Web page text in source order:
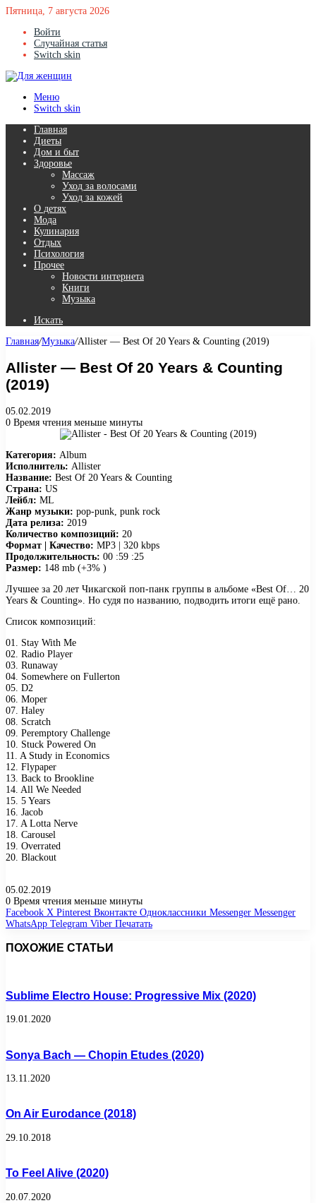
Пятница, 7 августа 2026
Войти
Случайная статья
Switch skin
Меню
Switch skin
Главная
Диеты
Дом и быт
Здоровье
Массаж
Уход за волосами
Уход за кожей
О детях
Мода
Кулинария
Отдых
Психология
Прочее
Новости интернета
Книги
Музыка
Искать
Главная/Музыка/Allister — Best Of 20 Years & Counting (2019)
Allister — Best Of 20 Years & Counting
(2019)
05.02.2019
0 Время чтения меньше минуты
Категория: Album
Исполнитель: Allister
Название: Best Of 20 Years & Counting
Страна: US
Лейбл: ML
Жанр музыки: pop-punk, punk rock
Дата релиза: 2019
Количество композиций: 20
Формат | Качество: MP3 | 320 kbps
Продолжительность: 00 :59 :25
Размер: 148 mb (+3% )
Лучшее за 20 лет Чикагской поп-панк группы в альбоме «Best Of… 20
Years & Counting». Но судя по названию, подводить итоги ещё рано.
Список композиций:
01. Stay With Me
02. Radio Player
03. Runaway
04. Somewhere on Fullerton
05. D2
06. Moper
07. Haley
08. Scratch
09. Peremptory Challenge
10. Stuck Powered On
11. A Study in Economics
12. Flypaper
13. Back to Brookline
14. All We Needed
15. 5 Years
16. Jacob
17. A Lotta Nerve
18. Carousel
19. Overrated
20. Blackout
05.02.2019
0 Время чтения меньше минуты
Facebook X Pinterest Вконтакте Одноклассники Messenger Messenger
WhatsApp Telegram Viber Печатать
ПОХОЖИЕ СТАТЬИ
Sublime Electro House: Progressive Mix (2020)
19.01.2020
Sonya Bach — Chopin Etudes (2020)
13.11.2020
On Air Eurodance (2018)
29.10.2018
To Feel Alive (2020)
20.07.2020